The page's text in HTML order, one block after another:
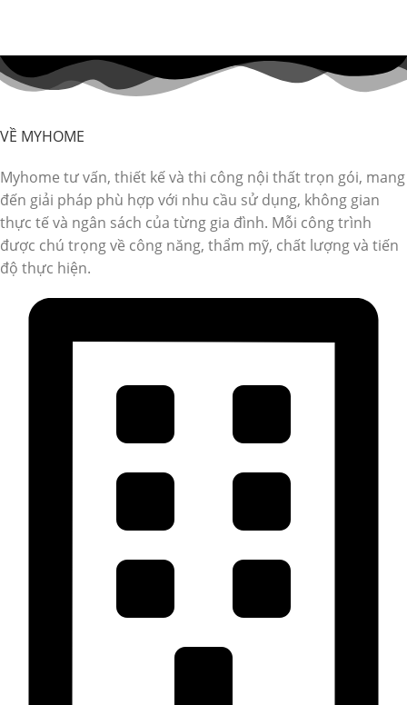
VỀ MYHOME
Myhome tư vấn, thiết kế và thi công nội thất trọn gói, mang
đến giải pháp phù hợp với nhu cầu sử dụng, không gian
thực tế và ngân sách của từng gia đình. Mỗi công trình
được chú trọng về công năng, thẩm mỹ, chất lượng và tiến
độ thực hiện.